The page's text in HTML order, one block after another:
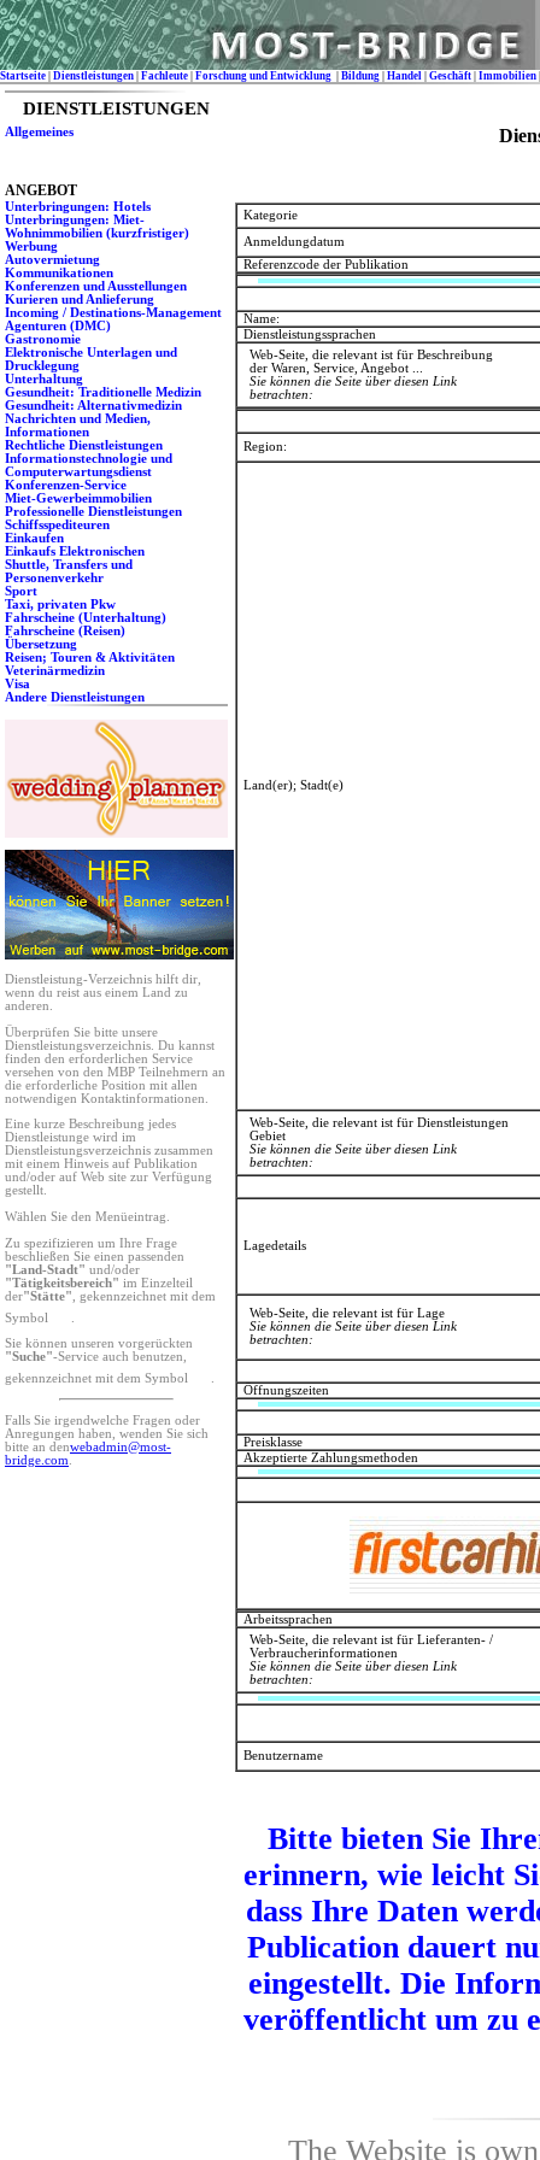
Startseite Dienstleistungen Fachleute Forschung und Entwicklung Bildung Handel Geschäft Immobilien
DIENSTLEISTUNGEN
Allgemeines
ANGEBOT
Unterbringungen: Hotels
Unterbringungen: Miet-
Wohnimmobilien (kurzfristiger)
Werbung
Autovermietung
Kommunikationen
Konferenzen und Ausstellungen
Kurieren und Anlieferung
Incoming / Destinations-Management
Agenturen (DMC)
Gastronomie
Elektronische Unterlagen und
Drucklegung
Unterhaltung
Gesundheit: Traditionelle Medizin
Gesundheit: Alternativmedizin
Nachrichten und Medien,
Informationen
Rechtliche Dienstleistungen
Informationstechnologie und
Computerwartungsdienst
Konferenzen-Service
Miet-Gewerbeimmobilien
Professionelle Dienstleistungen
Schiffsspediteuren
Einkaufen
Einkaufs Elektronischen
Shuttle, Transfers und
Personenverkehr
Sport
Taxi, privaten Pkw
Fahrscheine (Unterhaltung)
Fahrscheine (Reisen)
Übersetzung
Reisen; Touren & Aktivitäten
Veterinärmedizin
Visa
Andere Dienstleistungen
Dienstleistung-Verzeichnis hilft dir,
wenn du reist aus einem Land zu
anderen.
Überprüfen Sie bitte unsere
Dienstleistungsverzeichnis. Du kannst
finden den erforderlichen Service
versehen von den MBP Teilnehmern an
die erforderliche Position mit allen
notwendigen Kontaktinformationen.
Eine kurze Beschreibung jedes
Dienstleistunge wird im
Dienstleistungsverzeichnis zusammen
mit einem Hinweis auf Publikation
und/oder auf Web site zur Verfügung
gestellt.
Wählen Sie den Menüeintrag.
Zu spezifizieren um Ihre Frage
beschließen Sie einen passenden
"Land-Stadt" und/oder
"Tätigkeitsbereich" im Einzelteil
der"Stätte" , gekennzeichnet mit dem
Symbol
Sie können unseren vorgerückten
"Suche"-Service auch benutzen,
gekennzeichnet mit dem Symbol
.
Falls Sie irgendwelche Fragen oder
Anregungen haben, wenden Sie sich
bitte an denwebadmin@most-
bridge.com
Kategorie
Anmeldungdatum
Referenzcode der Publikation
Name:
Dienstleistungssprachen
Web-Seite, die relevant ist für Beschreibung
der Waren, Service, Angebot ...
Sie können die Seite über diesen Link
betrachten:
Region:
Land(er); Stadt(e)
Web-Seite, die relevant ist für Dienstleistungen
Gebiet
Sie können die Seite über diesen Link
betrachten:
Lagedetails
Web-Seite, die relevant ist für Lage
Sie können die Seite über diesen Link
betrachten:
Öffnungszeiten
Preisklasse
Akzeptierte Zahlungsmethoden
Arbeitssprachen
Web-Seite, die relevant ist für Lieferanten- /
Verbraucherinformationen
Sie können die Seite über diesen Link
betrachten:
Benutzername
Bitte bieten Sie
erinnern, wie leicht
dass Ihre Daten
Publication dauert
eingestellt. Die
veröffentlicht um zu
The Website is